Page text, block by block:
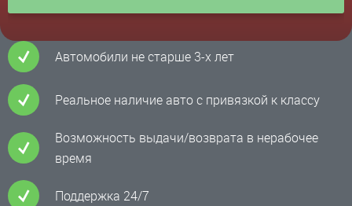
Автомобили не старше 3-х лет
Реальное наличие авто с привязкой к классу
Возможность выдачи/возврата в нерабочее
время
Поддержка 24/7